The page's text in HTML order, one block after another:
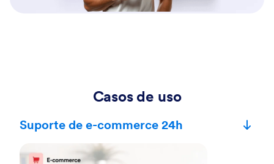
Casos de uso
Suporte de e-commerce 24h